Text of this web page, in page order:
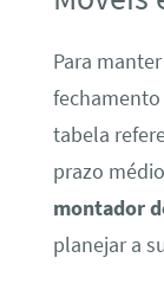
Para
tabela
prazo
montador
planejar a